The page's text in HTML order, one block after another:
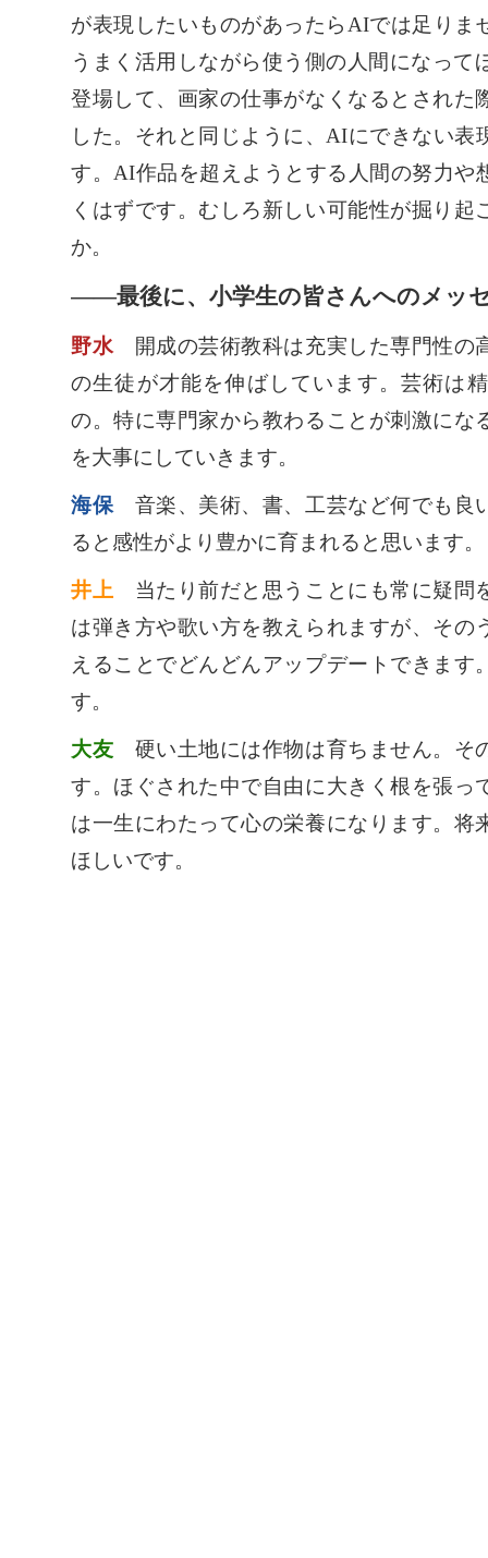
が表現したいものがあったらAIでは足りま
うまく活用しながら使う側の人間になって
登場して、画家の仕事がなくなるとされた
した。それと同じように、AIにできない表
す。AI作品を超えようとする人間の努力や
くはずです。むしろ新しい可能性が掘り起
か。
――最後に、小学生の皆さんへのメッ
野水開成の芸術教科は充実した専門性の
の生徒が才能を伸ばしています。芸術は
の。特に専門家から教わることが刺激にな
を大事にしていきます。
海保 音楽、美術、書、工芸など何でも良
ると感性がより豊かに育まれると思います。
井上 当たり前だと思うことにも常に疑問
は弾き方や歌い方を教えられますが、その
えることでどんどんアップデートできます
す。
大友 硬い土地には作物は育ちません。そ
す。ほぐされた中で自由に大きく根を張っ
は一生にわたって心の栄養になります。将
ほしいです。